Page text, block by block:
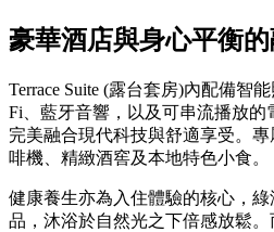
豪華酒店與身心平衡
Terrace Suite (露台套房)內配備智
Fi、藍牙音響，以及可串流播放的
完美融合現代科技與舒適享受。專
啡機、精緻酒窖及本地特色小食。
健康養生亦為入住體驗的核心，
品，沐浴於自然光之下倍感放鬆